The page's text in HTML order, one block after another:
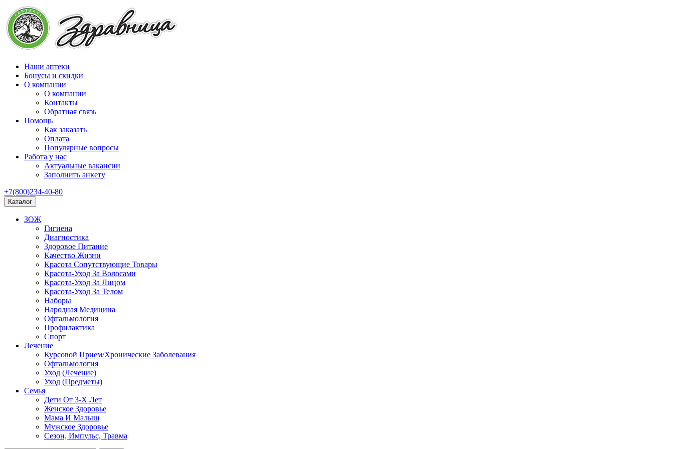
Наши аптеки
Бонусы и скидки
О компании
О компании
Контакты
Обратная связь
Помощь
Как заказать
Оплата
Популярные вопросы
Работа у нас
Актуальные вакансии
Заполнить анкету
+7(800)234-40-80
Каталог
ЗОЖ
Гигиена
Диагностика
Здоровое Питание
Качество Жизни
Красота Сопутствующие Товары
Красота-Уход За Волосами
Красота-Уход За Лицом
Красота-Уход За Телом
Наборы
Народная Медицина
Офтальмология
Профилактика
Спорт
Лечение
Курсовой Прием/Хронические Заболевания
Офтальмология
Уход (Лечение)
Уход (Предметы)
Семья
Дети От 3-Х Лет
Женское Здоровье
Мама И Малыш
Мужское Здоровье
Сезон, Импульс, Травма